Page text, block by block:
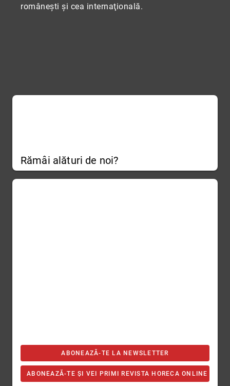
româneşti şi cea internaţională.
Rămâi alături de noi?
ABONEAZĂ-TE LA NEWSLETTER
ABONEAZĂ-TE ȘI VEI PRIMI REVISTA HORECA ONLINE